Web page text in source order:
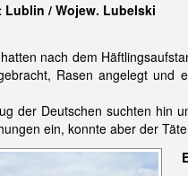
/ Wojew. Lubelski
nach dem
Rasen angelegt und
der Deutschen suchten hin
ein, konnte aber der